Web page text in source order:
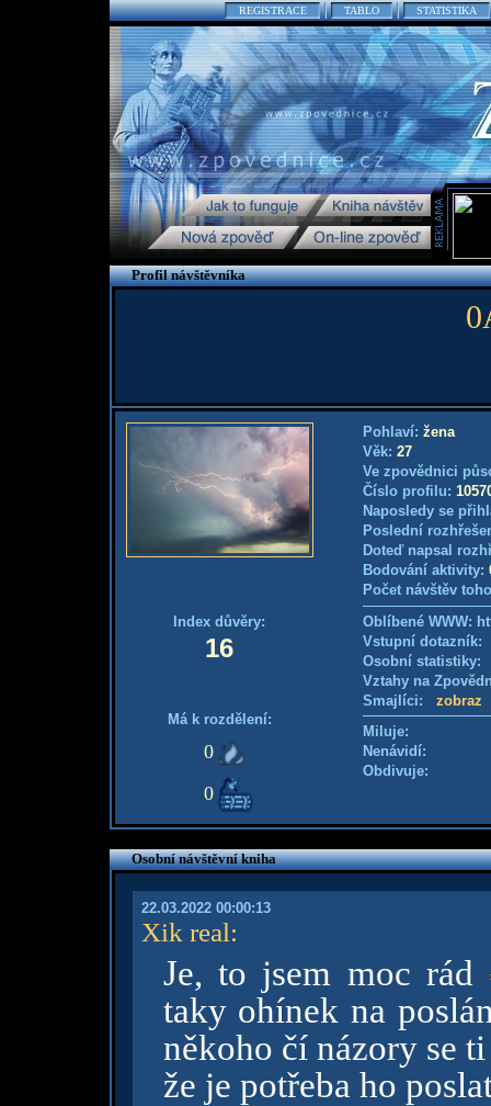
REGISTRACE TABLO STATISTIKA
Profil návštěvníka
Index důvěry:
16
Má k rozdělení:
0
0
Pohlaví: žena
Věk: 27
Ve zpovědnici
Číslo profilu:
Naposledy se
Poslední
Doteď napsal
Bodování aktivity:
Počet návštěv
Oblíbené WWW:
Vstupní
Osobní
Vztahy na
Smajlíci: zobraz
Miluje:
Nenávidí:
Obdivuje:
Osobní návštěvní kniha
22.03.2022 00:00:13
Xik real:
Je, to jsem moc rád
taky ohínek na
někoho čí názory se
že je potřeba ho